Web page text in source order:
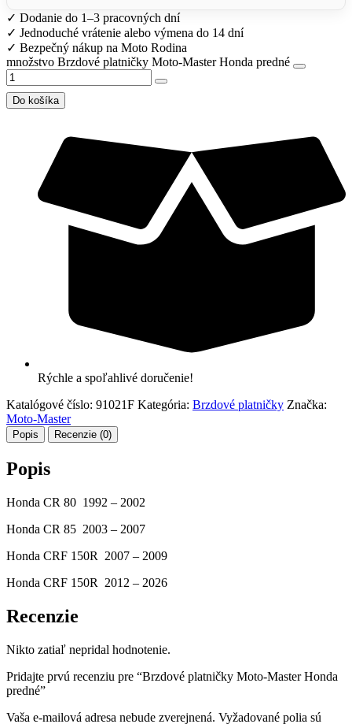
✓ Dodanie do 1–3 pracovných dní
✓ Jednoduché vrátenie alebo výmena do 14 dní
✓ Bezpečný nákup na Moto Rodina
množstvo Brzdové platničky Moto-Master Honda predné
Do košíka
Rýchle a spoľahlivé doručenie!
Katalógové číslo: 91021F Kategória: Brzdové platničky Značka:
Moto-Master
Popis Recenzie (0)
Popis
Honda CR 80 1992 – 2002
Honda CR 85 2003 – 2007
Honda CRF 150R 2007 – 2009
Honda CRF 150R 2012 – 2026
Recenzie
Nikto zatiaľ nepridal hodnotenie.
Pridajte prvú recenziu pre “Brzdové platničky Moto-Master Honda
predné”
Vaša e-mailová adresa nebude zverejnená. Vyžadované polia sú